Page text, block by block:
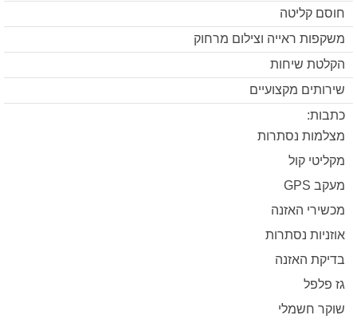
חוסם קליטה
משקפות ראייה וצילום מרחוק
הקלטת שיחות
שירותים מקצועיים
כתבות:
מצלמות נסתרות
מקליטי קול
מעקב GPS
מכשירי האזנה
אוזניות נסתרות
בדיקת האזנה
גז פלפל
שוקר חשמלי